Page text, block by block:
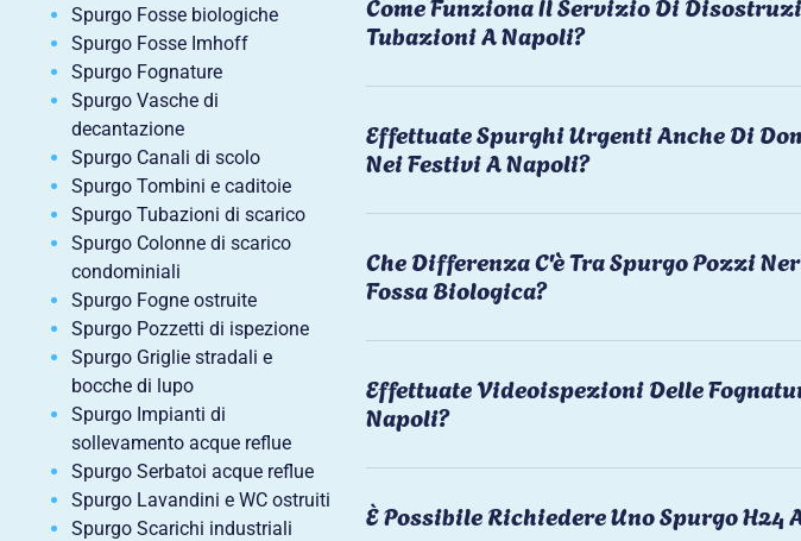
Spurgo Fosse biologiche
Spurgo Fosse Imhoff
Spurgo Fognature
Spurgo Vasche di
decantazione
Spurgo Canali di scolo
Spurgo Tombini e caditoie
Spurgo Tubazioni di scarico
Spurgo Colonne di scarico
condominiali
Spurgo Fogne ostruite
Spurgo Pozzetti di ispezione
Spurgo Griglie stradali e
bocche di lupo
Spurgo Impianti di
sollevamento acque reflue
Spurgo Serbatoi acque reflue
Spurgo Lavandini e WC ostruiti
Spurgo Scarichi industriali
Tubazioni A Napoli?
Effettuate Spurghi Urgenti Anche Di
Nei Festivi A Napoli?
Che Differenza C'è Tra Spurgo Pozzi
Fossa Biologica?
Effettuate Videoispezioni Delle
Napoli?
È Possibile Richiedere Uno Spurgo H24